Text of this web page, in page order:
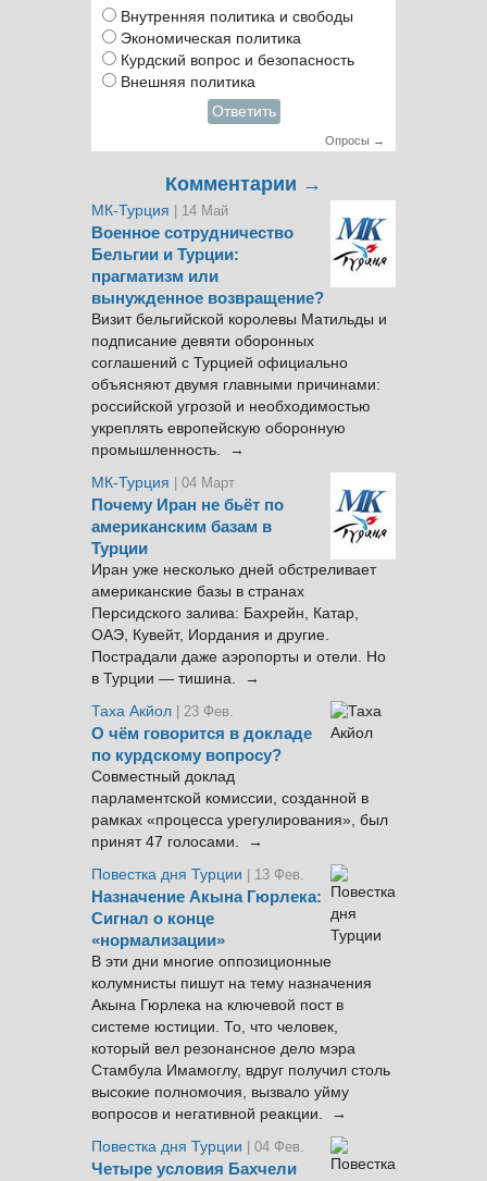
Внутренняя политика и свободы
Экономическая политика
Курдский вопрос и безопасность
Внешняя политика
Ответить
Опросы →
Комментарии →
МК-Турция | 14 Май
Военное сотрудничество
Бельгии и Турции:
прагматизм или
вынужденное возвращение?
Визит бельгийской королевы Матильды и
подписание девяти оборонных
соглашений с Турцией официально
объясняют двумя главными причинами:
российской угрозой и необходимостью
укреплять европейскую оборонную
промышленность. →
МК-Турция
| 04 Март
Почему Иран не бьёт по
американским базам в
Турции
Иран уже несколько дней обстреливает
американские базы в странах
Персидского залива: Бахрейн, Катар,
ОАЭ, Кувейт, Иордания и другие.
Пострадали даже аэропорты и отели. Но
в Турции — тишина. →
Таха Акйол | 23 Фев.
О чём говорится в докладе
по курдскому вопросу?
Совместный доклад
парламентской комиссии, созданной в
рамках «процесса урегулирования», был
принят 47 голосами. →
Повестка дня Турции
| 13 Фев.
Назначение Акына Гюрлека:
Сигнал о конце
«нормализации»
В эти дни многие оппозиционные
колумнисты пишут на тему назначения
Акына Гюрлека на ключевой пост в
системе юстиции. То, что человек,
который вел резонансное дело мэра
Стамбула Имамоглу, вдруг получил столь
высокие полномочия, вызвало уйму
вопросов и негативной реакции. →
Повестка дня Турции
| 04 Фев.
Четыре условия Бахчели